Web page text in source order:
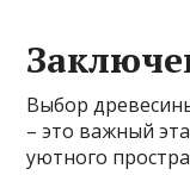
Выбор
– это важный
уютного